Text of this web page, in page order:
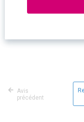
Avis
précédent